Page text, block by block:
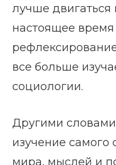
лучше двигаться
настоящее время
все больше
социологии.
Другими
изучение самого
мира, мыслей и